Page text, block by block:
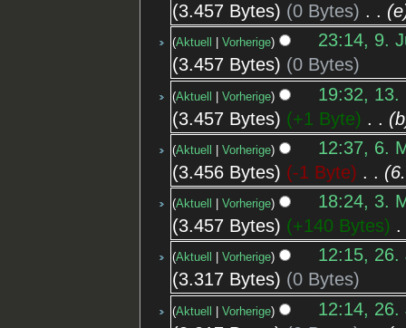
3.457 Bytes
0 Bytes e
Aktuell Vorherige
23:14, 9.
3.457 Bytes
0 Bytes
Aktuell Vorherige
19:32, 13.
3.457 Bytes
+1 Byte b
Aktuell Vorherige
12:37, 6.
3.456 Bytes
-1 Byte
Aktuell Vorherige
18:24, 3.
3.457 Bytes
+140 Bytes
Aktuell Vorherige
12:15, 26.
3.317 Bytes
0 Bytes
Aktuell Vorherige
12:14, 26.